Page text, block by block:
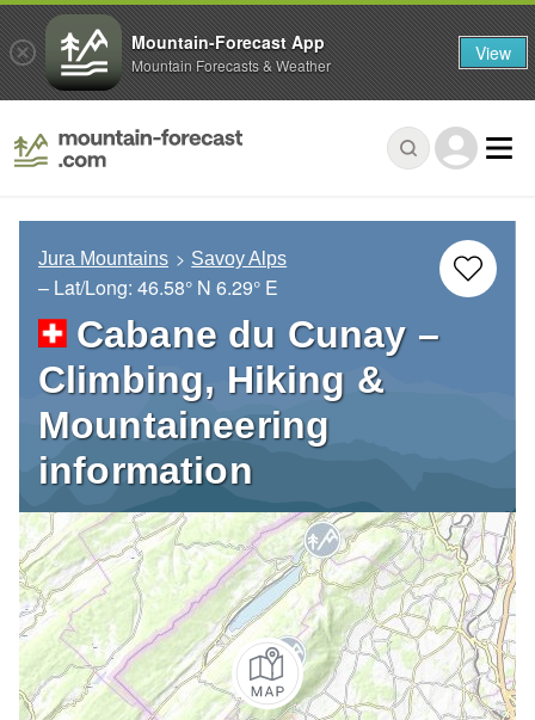
Jura Mountains Savoy Alps
– Lat/Long: 46.58° N 6.29° E
Cabane du Cunay –
Climbing, Hiking &
Mountaineering
information
Mountain-Forecast App
Mountain Forecasts & Weather View